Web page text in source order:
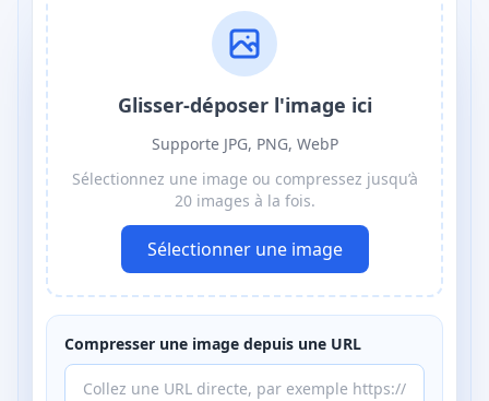
Glisser-déposer l'image ici
Supporte JPG, PNG, WebP
Sélectionnez une image ou compressez jusqu’à
20 images à la fois.
Sélectionner une image
Compresser une image depuis une URL